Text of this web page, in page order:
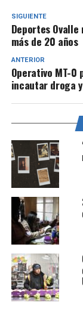
SIGUIENTE
Deportes
más de 20 años
ANTERIOR
Operativo MT-
incautar droga